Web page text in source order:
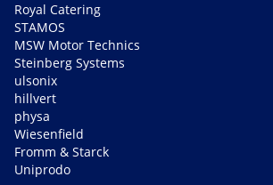
Royal Catering
STAMOS
MSW Motor Technics
Steinberg Systems
ulsonix
hillvert
physa
Wiesenfield
Fromm & Starck
Uniprodo